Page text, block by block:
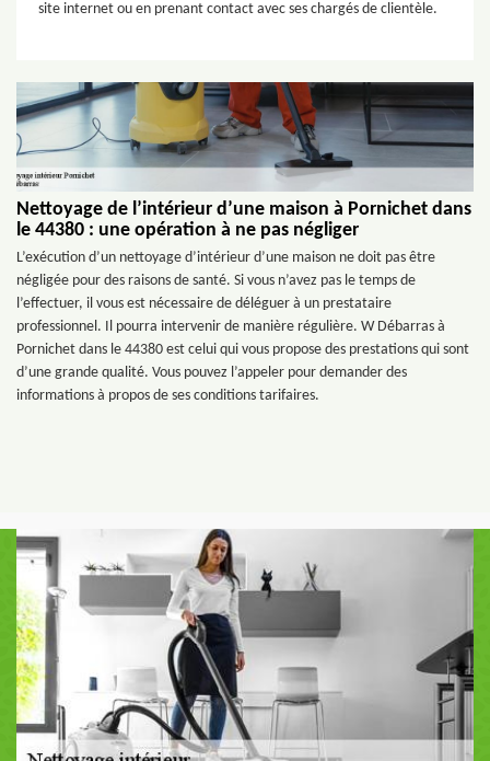
site internet ou en prenant contact avec ses chargés de clientèle.
Nettoyage de l’intérieur d’une maison à Pornichet dans
le 44380 : une opération à ne pas négliger
L’exécution d’un nettoyage d’intérieur d’une maison ne doit pas être
négligée pour des raisons de santé. Si vous n’avez pas le temps de
l’effectuer, il vous est nécessaire de déléguer à un prestataire
professionnel. Il pourra intervenir de manière régulière. W Débarras à
Pornichet dans le 44380 est celui qui vous propose des prestations qui sont
d’une grande qualité. Vous pouvez l’appeler pour demander des
informations à propos de ses conditions tarifaires.